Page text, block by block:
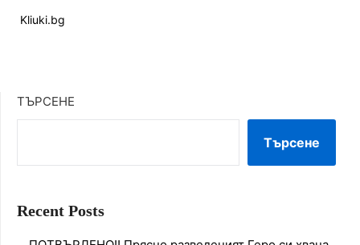
Kliuki.bg
ТЪРСЕНЕ
Търсене
Recent Posts